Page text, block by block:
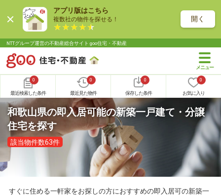
アプリ版はこちら
複数社の物件を探せる！ 開く
NTTグループ運営の不動産総合サイト goo住宅・不動産
0
最近検索した条件
0
最近見た物件
0
保存した条件
0
お気に入り
和歌山県の即入居可能の新築一戸建て・分譲
住宅を探す
該当物件数63件
すぐに住める一軒家をお探しの方におすすめの即入居可の新築一